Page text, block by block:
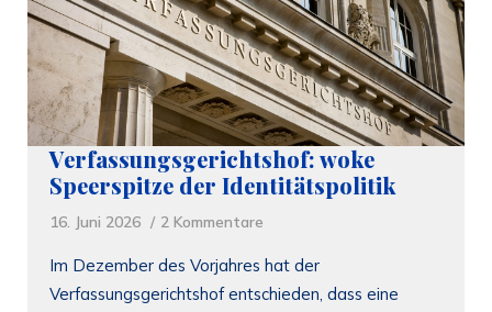
Verfassungsgerichtshof: woke
Speerspitze der Identitätspolitik
16. Juni 2026 2 Kommentare
Im Dezember des Vorjahres hat der
Verfassungsgerichtshof entschieden, dass eine